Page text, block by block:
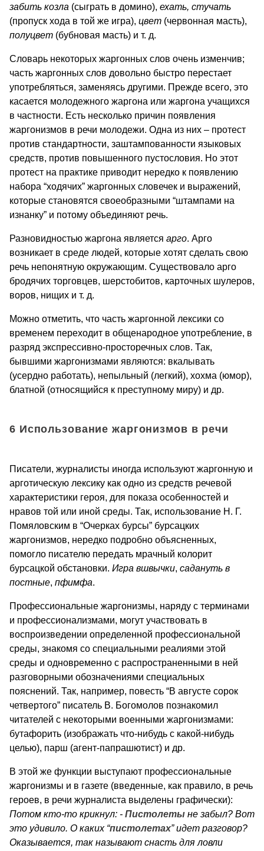
забить козла (сыграть в домино), ехать, стучать
(пропуск хода в той же игра), цвет (червонная масть),
полуцвет (бубновая масть) и т. д.
Словарь некоторых жаргонных слов очень изменчив;
часть жаргонных слов довольно быстро перестает
употребляться, заменяясь другими. Прежде всего, это
касается молодежного жаргона или жаргона учащихся
в частности. Есть несколько причин появления
жаргонизмов в речи молодежи. Одна из них – протест
против стандартности, заштампованности языковых
средств, против повышенного пустословия. Но этот
протест на практике приводит нередко к появлению
набора “ходячих” жаргонных словечек и выражений,
которые становятся своеобразными “штампами на
изнанку” и потому объединяют речь.
Разновидностью жаргона является арго. Арго
возникает в среде людей, которые хотят сделать свою
речь непонятную окружающим. Существовало арго
бродячих торговцев, шерстобитов, карточных шулеров,
воров, нищих и т. д.
Можно отметить, что часть жаргонной лексики со
временем переходит в общенародное употребление, в
разряд экспрессивно-просторечных слов. Так,
бывшими жаргонизмами являются: вкалывать
(усердно работать), непыльный (легкий), хохма (юмор),
блатной (относящийся к преступному миру) и др.
6 Использование жаргонизмов в речи
Писатели, журналисты иногда используют жаргонную и
арготическую лексику как одно из средств речевой
характеристики героя, для показа особенностей и
нравов той или иной среды. Так, использование Н. Г.
Помяловским в “Очерках бурсы” бурсацких
жаргонизмов, нередко подробно объясненных,
помогло писателю передать мрачный колорит
бурсацкой обстановки. Игра вшвычки, садануть в
постные, пфимфа.
Профессиональные жаргонизмы, наряду с терминами
и профессионализмами, могут участвовать в
воспроизведении определенной профессиональной
среды, знакомя со специальными реалиями этой
среды и одновременно с распространенными в ней
разговорными обозначениями специальных
пояснений. Так, например, повесть “В августе сорок
четвертого” писатель В. Богомолов познакомил
читателей с некоторыми военными жаргонизмами:
бутафорить (изображать что-нибудь с какой-нибудь
целью), парш (агент-папрашютист) и др.
В этой же функции выступают профессиональные
жаргонизмы и в газете (введенные, как правило, в речь
героев, в речи журналиста выделены графически):
Потом кто-то крикнул: - Пистолеты не забыл? Вот
это удивило. О каких “пистолетах” идет разговор?
Оказывается, так называют снасть для ловли